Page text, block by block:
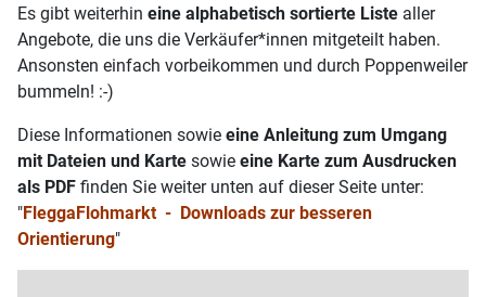
Es gibt weiterhin eine alphabetisch sortierte Liste aller
Angebote, die uns die Verkäufer*innen mitgeteilt haben.
Ansonsten einfach vorbeikommen und durch Poppenweiler
bummeln! :-)
Diese Informationen sowie eine Anleitung zum Umgang
mit Dateien und Karte sowie eine Karte zum Ausdrucken
als PDF finden Sie weiter unten auf dieser Seite unter:
"FleggaFlohmarkt - Downloads zur besseren
Orientierung"